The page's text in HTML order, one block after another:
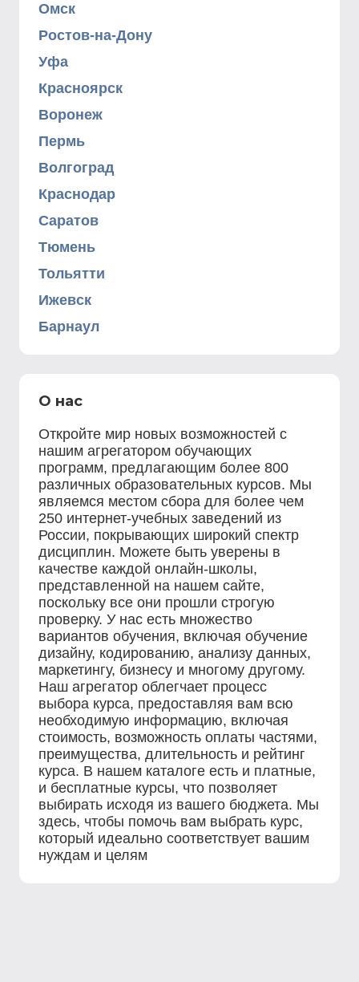
Омск
Ростов-на-Дону
Уфа
Красноярск
Воронеж
Пермь
Волгоград
Краснодар
Саратов
Тюмень
Тольятти
Ижевск
Барнаул
О нас
Откройте мир новых возможностей с
нашим агрегатором обучающих
программ, предлагающим более 800
различных образовательных курсов. Мы
являемся местом сбора для более чем
250 интернет-учебных заведений из
России, покрывающих широкий спектр
дисциплин. Можете быть уверены в
качестве каждой онлайн-школы,
представленной на нашем сайте,
поскольку все они прошли строгую
проверку. У нас есть множество
вариантов обучения, включая обучение
дизайну, кодированию, анализу данных,
маркетингу, бизнесу и многому другому.
Наш агрегатор облегчает процесс
выбора курса, предоставляя вам всю
необходимую информацию, включая
стоимость, возможность оплаты частями,
преимущества, длительность и рейтинг
курса. В нашем каталоге есть и платные,
и бесплатные курсы, что позволяет
выбирать исходя из вашего бюджета. Мы
здесь, чтобы помочь вам выбрать курс,
который идеально соответствует вашим
нуждам и целям